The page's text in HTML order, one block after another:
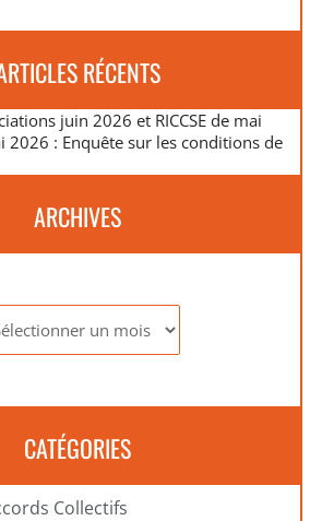
RÉCENTS
juin 2026 et RICCSE de mai
2026 : Enquête sur les conditions de
ARCHIVES
CATÉGORIES
Collectifs